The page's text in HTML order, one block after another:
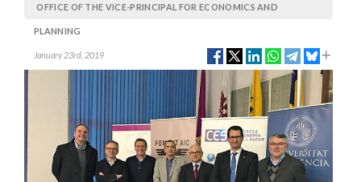
OFFICE OF THE VICE-PRINCIPAL FOR ECONOMICS AND
PLANNING
January 23rd, 2019